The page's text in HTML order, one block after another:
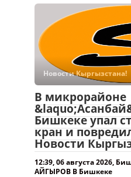
Новости Кыргызстана!
В микрорайоне
Бишкеке упал
кран и
Новости
12:39, 06 августа 2026,
АЙГЫРОВ В Бишкеке